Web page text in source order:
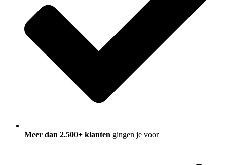
Meer dan 2.500+ klanten gingen je voor